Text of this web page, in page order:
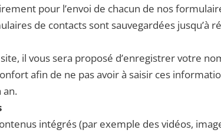
pour l’envoi de chacun de nos
de contacts sont sauvegardées jusqu’à
il vous sera proposé d’enregistrer votre
afin de ne pas avoir à saisir ces
an.
intégrés (par exemple des vidéos,